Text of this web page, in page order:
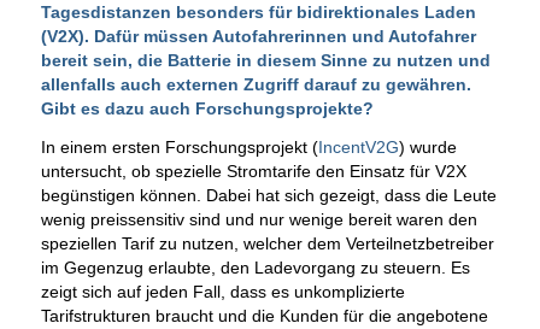
Tagesdistanzen besonders für bidirektionales Laden
(V2X). Dafür müssen Autofahrerinnen und Autofahrer
bereit sein, die Batterie in diesem Sinne zu nutzen und
allenfalls auch externen Zugriff darauf zu gewähren.
Gibt es dazu auch Forschungsprojekte?
In einem ersten Forschungsprojekt (IncentV2G) wurde
untersucht, ob spezielle Stromtarife den Einsatz für V2X
begünstigen können. Dabei hat sich gezeigt, dass die Leute
wenig preissensitiv sind und nur wenige bereit waren den
speziellen Tarif zu nutzen, welcher dem Verteilnetzbetreiber
im Gegenzug erlaubte, den Ladevorgang zu steuern. Es
zeigt sich auf jeden Fall, dass es unkomplizierte
Tarifstrukturen braucht und die Kunden für die angebotene